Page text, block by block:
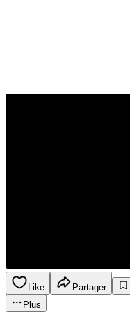
Like Partager
Plus